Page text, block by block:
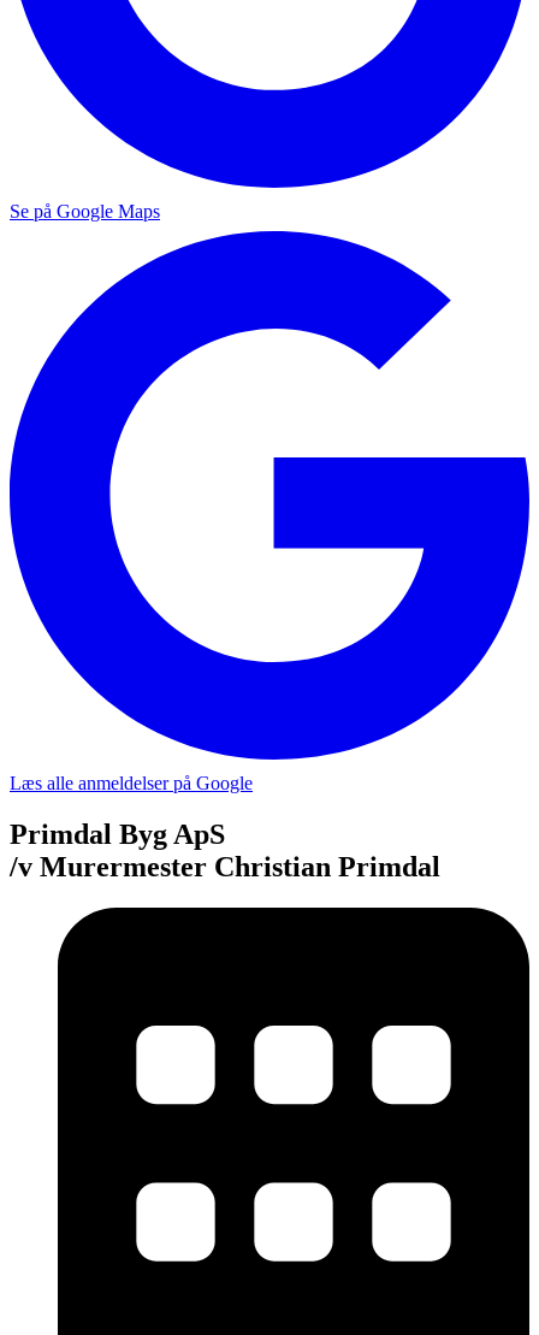
Se på Google Maps
Læs alle anmeldelser på Google
Primdal Byg ApS
/v Murermester Christian Primdal